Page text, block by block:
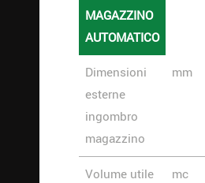
MAGAZZINO
AUTOMATICO
Dimensioni
esterne
ingombro
magazzino
mm
Volume utile
mc